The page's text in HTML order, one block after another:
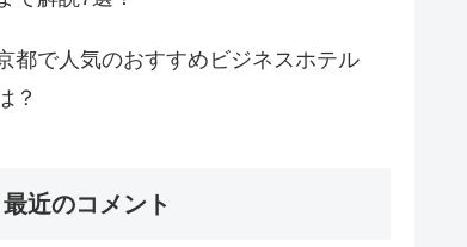
都で人気のおすすめビジネスホテル
？
最近のコメント